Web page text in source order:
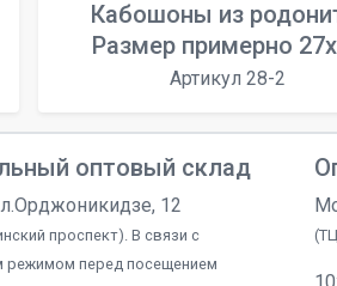
Кабошоны из
Размер примерно
Артикул 28-2
оптовый склад
12
проспект). В связи с
режимом перед посещением